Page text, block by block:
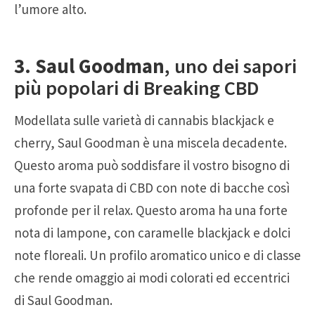
l’umore alto.
3. Saul Goodman, uno dei sapori
più popolari di Breaking CBD
Modellata sulle varietà di cannabis blackjack e
cherry, Saul Goodman è una miscela decadente.
Questo aroma può soddisfare il vostro bisogno di
una forte svapata di CBD con note di bacche così
profonde per il relax. Questo aroma ha una forte
nota di lampone, con caramelle blackjack e dolci
note floreali. Un profilo aromatico unico e di classe
che rende omaggio ai modi colorati ed eccentrici
di Saul Goodman.